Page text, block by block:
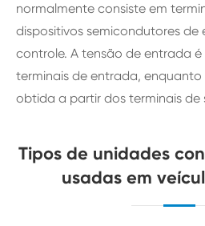
normalmente consiste em
dispositivos semicondutores de
controle. A tensão de entrada
terminais de entrada,
obtida a partir dos terminais de
Tipos de unidades
usadas em